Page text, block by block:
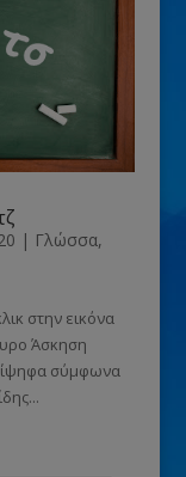
| Γλώσσα,
στην εικόνα
Άσκηση
σύμφωνα